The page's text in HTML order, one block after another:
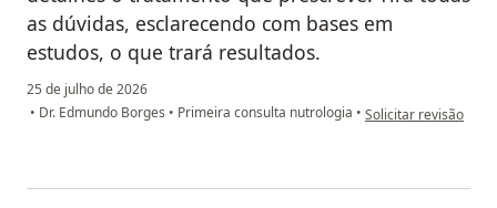
as dúvidas, esclarecendo com bases em
estudos, o que trará resultados.
25 de julho de 2026
• Dr. Edmundo Borges • Primeira consulta nutrologia • na opinião do
Solicitar revisão